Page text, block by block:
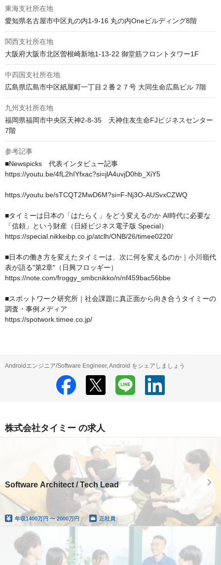
東海支社所在地
愛知県名古屋市中区丸の内1-9-16 丸の内Oneビルディング8階
関西支社所在地
大阪府大阪市北区曽根崎新地1-13-22 御堂筋フロントタワー1F
中四国支社所在地
広島県広島市中区紙屋町一丁目２番２７号 大同生命広島ビル 7階
九州支社所在地
福岡県福岡市中央区天神2-8-35　天神住友生命FJビジネスセンター
7階
参考記事
■Newspicks　代表インタビュー記事
https://youtu.be/4fL2hIYfxac?si=jlA4uvjD0hb_XiY5
https://youtu.be/sTCQT2MwD6M?si=F-Nj3O-AUSvxCZWQ
■タイミーは日本の「はたらく」をどう変えるのか AI時代に必要な
「信頼」という財産（日経ビジネス電子版 Special）
https://special.nikkeibp.co.jp/atclh/ONB/26/timee0220/
■日本の働き方を変えたタイミーは、次に何を変えるのか｜小川嶺代
表が語る"第2章"（日興フロッギー）
https://note.com/froggy_smbcnikko/n/nf459bac56bbe
■スポットワーク研究所｜社会課題に真正面から向き合うタイミーの
調査・事例メディア
https://spotwork.timee.co.jp/
Androidエンジニア/Software Engineer, Android をシェアしましょう
株式会社タイミー の求人
Software Architect / Tech Lead
年収1400万円 〜 2000万円 正社員